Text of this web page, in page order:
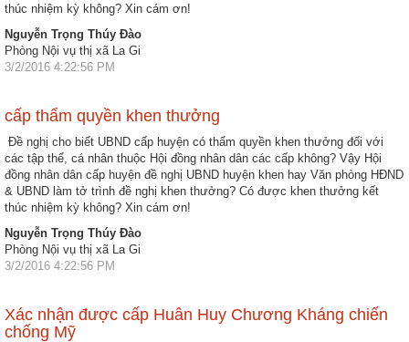
Chính
trị
-
tế
Xã
hội
Hợp
tác
đào
tạo
Các
dự
thúc nhiệm kỳ không? Xin cám ơn!
Nguyễn Trọng Thúy Đào
Phòng Nội vụ thị xã La Gi
3/2/2016 4:22:56 PM
cấp thẩm quyền khen thưởng
Đề nghị cho biết UBND cấp huyện có thẩm quyền khen thưởng đối với
các tập thể, cá nhân thuộc Hội đồng nhân dân các cấp không? Vậy Hội
đồng nhân dân cấp huyện đề nghị UBND huyện khen hay Văn phòng HĐND
& UBND làm tở trình đề nghị khen thưởng? Có được khen thưởng kết
thúc nhiệm kỳ không? Xin cám ơn!
Nguyễn Trọng Thúy Đào
Phòng Nội vụ thị xã La Gi
3/2/2016 4:22:56 PM
Xác nhận được cấp Huân Huy Chương Kháng chiến
chống Mỹ